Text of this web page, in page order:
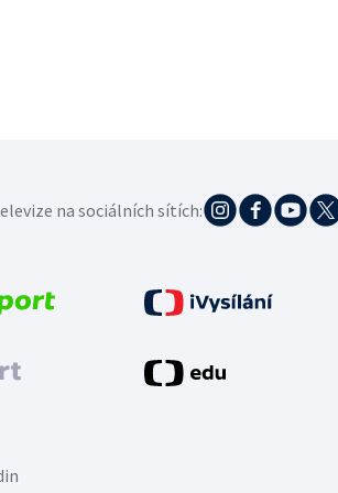
na sociálních sítích: